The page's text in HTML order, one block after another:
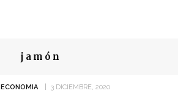
jamón
ECONOMIA 3 DICIEMBRE, 2020